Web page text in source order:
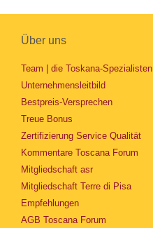
Über uns
Team | die Toskana-Spezialisten
Unternehmensleitbild
Bestpreis-Versprechen
Treue Bonus
Zertifizierung Service Qualität
Kommentare Toscana Forum
Mitgliedschaft asr
Mitgliedschaft Terre di Pisa
Empfehlungen
AGB Toscana Forum